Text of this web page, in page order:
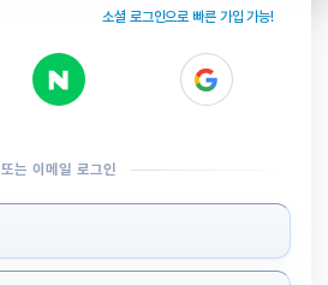
소셜 로그인으로 빠른 가입 가능!
또는 이메일 로그인